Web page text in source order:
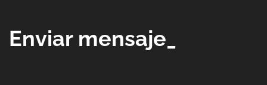
Enviar mensaje_